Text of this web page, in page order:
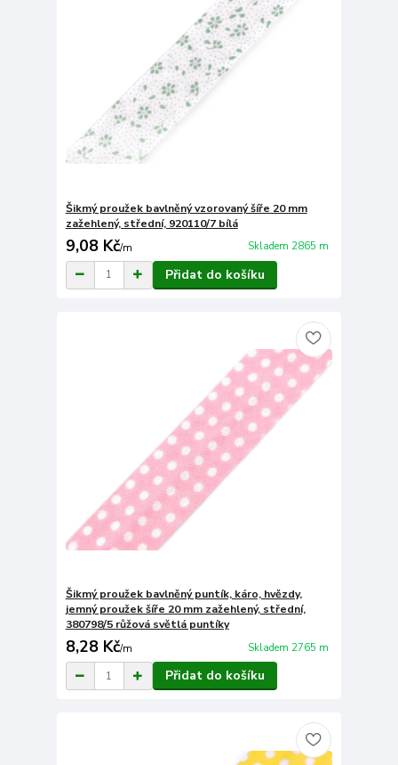
Šikmý proužek bavlněný vzorovaný šíře 20 mm
zažehlený, střední, 920110/7 bílá
9,08 Kč/m Skladem 2865 m
Přidat do košíku
Šikmý proužek bavlněný puntík, káro, hvězdy,
jemný proužek šíře 20 mm zažehlený, střední,
380798/5 růžová světlá puntíky
8,28 Kč/m Skladem 2765 m
Přidat do košíku